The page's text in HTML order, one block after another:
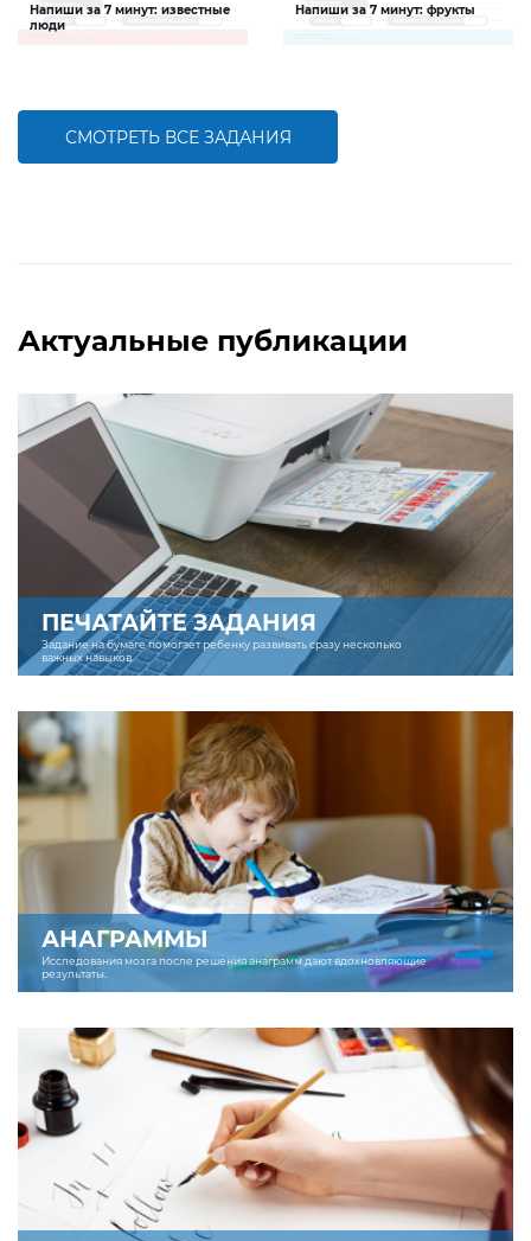
Напиши за 7 минут: известные
люди
Напиши за 7 минут: фрукты
СМОТРЕТЬ ВСЕ ЗАДАНИЯ
Актуальные публикации
ПЕЧАТАЙТЕ ЗАДАНИЯ
Задание на бумаге помогает ребенку развивать сразу несколько
важных навыков.
АНАГРАММЫ
Исследования мозга после решения анаграмм дают вдохновляющие
результаты.